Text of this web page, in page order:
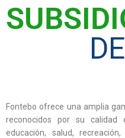
Fontebo ofrece una amplia
reconocidos por su
educación, salud,